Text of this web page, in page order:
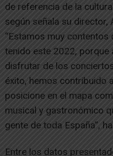
de referencia de la
según señala su director,
“Estamos muy
tenido este 2022, porque
disfrutar de los
éxito, hemos contribuido
posicione en el mapa
musical y gastronómico
gente de toda España”,
Entre los datos